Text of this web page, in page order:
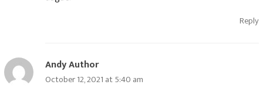
Reply
Andy Author
October 12, 2021 at 5:40 am